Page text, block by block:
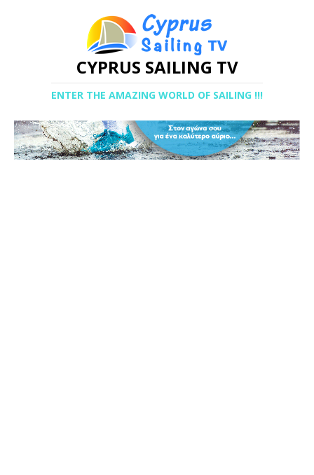
CYPRUS SAILING TV
ENTER THE AMAZING WORLD OF SAILING !!!